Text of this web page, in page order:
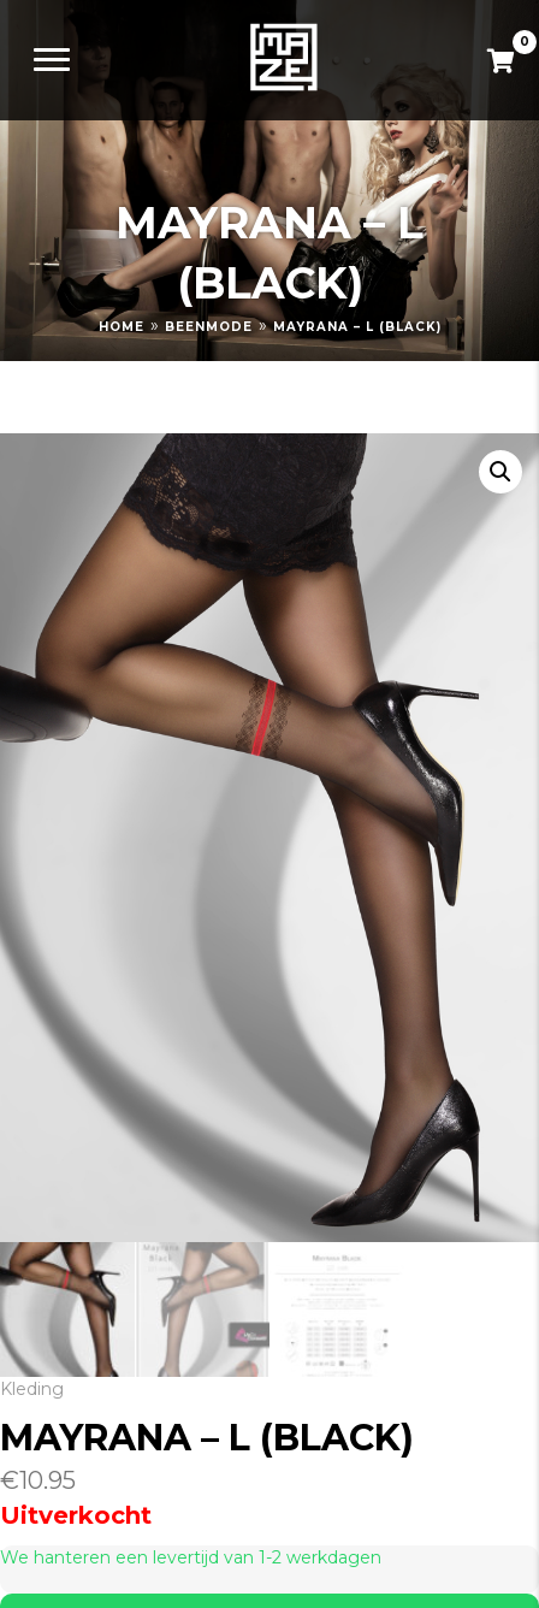
0
MAYRANA – L
(BLACK)
HOME » BEENMODE » MAYRANA – L (BLACK)
Kleding
MAYRANA – L (BLACK)
€10.95
Uitverkocht
We hanteren een levertijd van 1-2 werkdagen